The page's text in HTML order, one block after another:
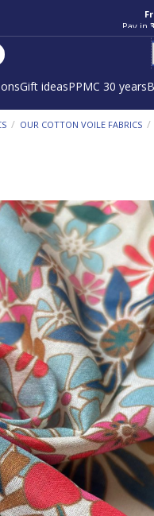
Pay in
Gift ideasPPMC 30 years
/ OUR COTTON VOILE FABRICS /